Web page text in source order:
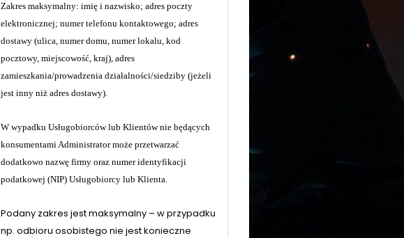
Zakres maksymalny: imię i nazwisko; adres poczty
elektronicznej; numer telefonu kontaktowego; adres
dostawy (ulica, numer domu, numer lokalu, kod
pocztowy, miejscowość, kraj), adres
zamieszkania/prowadzenia działalności/siedziby (jeżeli
jest inny niż adres dostawy).
W wypadku Usługobiorców lub Klientów nie będących
konsumentami Administrator może przetwarzać
dodatkowo nazwę firmy oraz numer identyfikacji
podatkowej (NIP) Usługobiorcy lub Klienta.
Podany zakres jest maksymalny – w przypadku
np. odbioru osobistego nie jest konieczne